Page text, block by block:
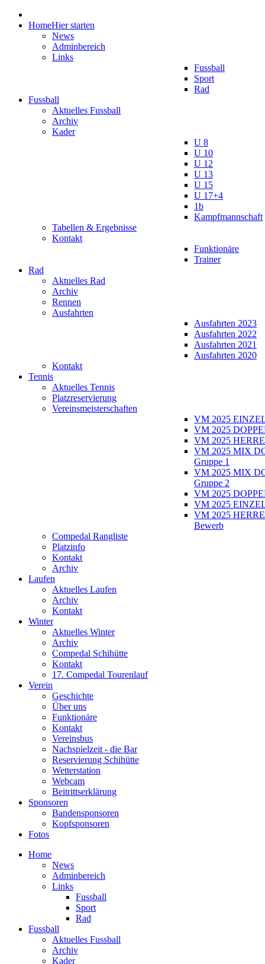
HomeHier starten
News
Adminbereich
Links
Fussball
Sport
Rad
Fussball
Aktuelles Fussball
Archiv
Kader
U 8
U 10
U 12
U 13
U 15
U 17+4
1b
Kampfmannschaft
Tabellen & Ergebnisse
Kontakt
Funktionäre
Trainer
Rad
Aktuelles Rad
Archiv
Rennen
Ausfahrten
Ausfahrten 2023
Ausfahrten 2022
Ausfahrten 2021
Ausfahrten 2020
Kontakt
Tennis
Aktuelles Tennis
Platzreservierung
Vereinsmeisterschaften
VM 2025
VM 2025
VM 2025
VM 2025 MIX
Gruppe 1
VM 2025 MIX
Gruppe 2
VM 2025
VM 2025
VM 2025
Bewerb
Compedal Rangliste
Platzinfo
Kontakt
Archiv
Laufen
Aktuelles Laufen
Archiv
Kontakt
Winter
Aktuelles Winter
Archiv
Compedal Schihütte
Kontakt
17. Compedal Tourenlauf
Verein
Geschichte
Über uns
Funktionäre
Kontakt
Vereinsbus
Nachspielzeit - die Bar
Reservierung Schihütte
Wetterstation
Webcam
Beitrittserklärung
Sponsoren
Bandensponsoren
Kopfsponsoren
Fotos
Home
News
Adminbereich
Links
Fussball
Sport
Rad
Fussball
Aktuelles Fussball
Archiv
Kader